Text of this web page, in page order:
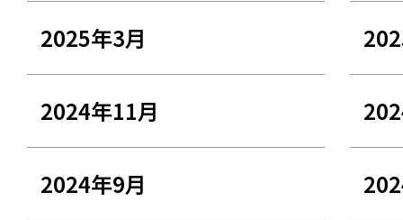
2025年3月
2024年11月
2024年9月